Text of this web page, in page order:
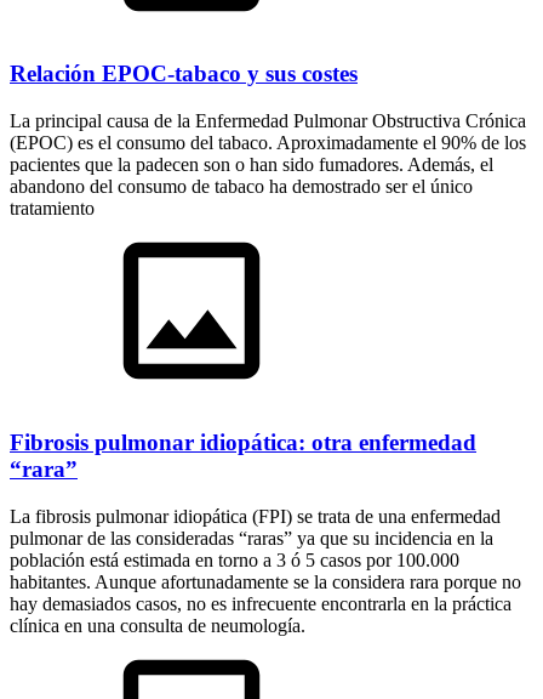
Relación EPOC-tabaco y sus costes
La principal causa de la Enfermedad Pulmonar Obstructiva Crónica
(EPOC) es el consumo del tabaco. Aproximadamente el 90% de los
pacientes que la padecen son o han sido fumadores. Además, el
abandono del consumo de tabaco ha demostrado ser el único
tratamiento
Fibrosis pulmonar idiopática: otra enfermedad
“rara”
La fibrosis pulmonar idiopática (FPI) se trata de una enfermedad
pulmonar de las consideradas “raras” ya que su incidencia en la
población está estimada en torno a 3 ó 5 casos por 100.000
habitantes. Aunque afortunadamente se la considera rara porque no
hay demasiados casos, no es infrecuente encontrarla en la práctica
clínica en una consulta de neumología.